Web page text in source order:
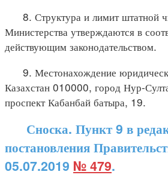
8. Структура и лимит штатной
Министерства утверждаются в
действующим законодательством.
9. Местонахождение
Казахстан 010000, город Нур-
проспект Кабанбай батыра, 19.
Сноска. Пункт 9 в
постановления
05.07.2019 № 479.